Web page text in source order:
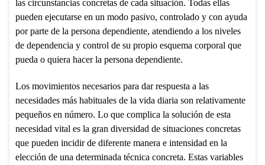
las circunstancias concretas de cada situación. Todas ellas
pueden ejecutarse en un modo pasivo, controlado y con ayuda
por parte de la persona dependiente, atendiendo a los niveles
de dependencia y control de su propio esquema corporal que
pueda o quiera hacer la persona dependiente.
Los movimientos necesarios para dar respuesta a las
necesidades más habituales de la vida diaria son relativamente
pequeños en número. Lo que complica la solución de esta
necesidad vital es la gran diversidad de situaciones concretas
que pueden incidir de diferente manera e intensidad en la
elección de una determinada técnica concreta. Estas variables